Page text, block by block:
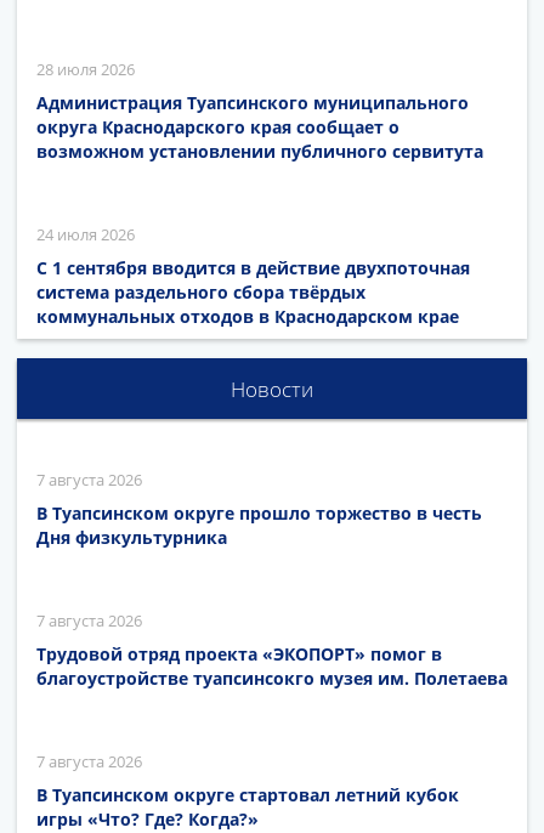
28 июля 2026
Администрация Туапсинского муниципального
округа Краснодарского края сообщает о
возможном установлении публичного сервитута
24 июля 2026
С 1 сентября вводится в действие двухпоточная
система раздельного сбора твёрдых
коммунальных отходов в Краснодарском крае
Новости
7 августа 2026
В Туапсинском округе прошло торжество в честь
Дня физкультурника
7 августа 2026
Трудовой отряд проекта «ЭКОПОРТ» помог в
благоустройстве туапсинсокго музея им. Полетаева
7 августа 2026
В Туапсинском округе стартовал летний кубок
игры «Что? Где? Когда?»